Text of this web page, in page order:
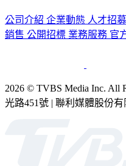
公司介紹 企業動態 人才招募
銷售 公開招標 業務服務 官
2026 © TVBS Media Inc. All
光路451號 | 聯利媒體股份有